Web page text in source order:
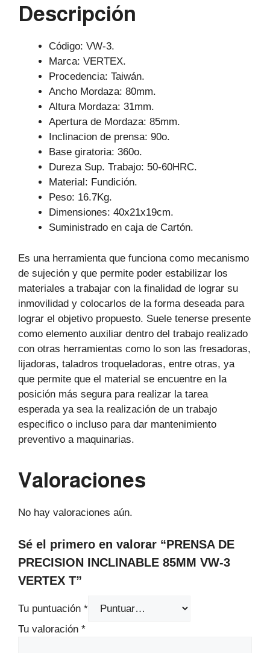
p
o
Descripción
Código: VW-3.
Marca: VERTEX.
Procedencia: Taiwán.
Ancho Mordaza: 80mm.
Altura Mordaza: 31mm.
Apertura de Mordaza: 85mm.
Inclinacion de prensa: 90o.
Base giratoria: 360o.
Dureza Sup. Trabajo: 50-60HRC.
Material: Fundición.
Peso: 16.7Kg.
Dimensiones: 40x21x19cm.
Suministrado en caja de Cartón.
Es una herramienta que funciona como mecanismo
de sujeción y que permite poder estabilizar los
materiales a trabajar con la finalidad de lograr su
inmovilidad y colocarlos de la forma deseada para
lograr el objetivo propuesto. Suele tenerse presente
como elemento auxiliar dentro del trabajo realizado
con otras herramientas como lo son las fresadoras,
lijadoras, taladros troqueladoras, entre otras, ya
que permite que el material se encuentre en la
posición más segura para realizar la tarea
esperada ya sea la realización de un trabajo
especifico o incluso para dar mantenimiento
preventivo a maquinarias.
Valoraciones
No hay valoraciones aún.
Sé el primero en valorar “PRENSA DE
PRECISION INCLINABLE 85MM VW-3
VERTEX T”
Tu puntuación *
Tu valoración *